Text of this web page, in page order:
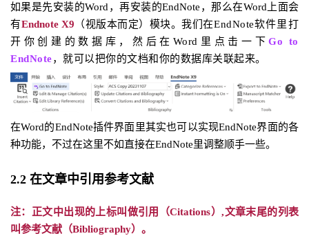
如果是先安装的Word，再安装的EndNote，那么在Word上面会
有Endnote X9 （视版本而定）模块。我们在EndNote软件里打
开你创建的数据库，然后在Word里点击一下Go to
EndNote，就可以把你的文档和你的数据库关联起来。
在Word的EndNote插件界面里其实也可以实现EndNote界面的各
种功能，不过在这里不如直接在EndNote里调整顺手一些。
2.2 在文章中引用参考文献
注：正文中出现的上标叫做引用（Citations）,文章末尾的列表
叫参考文献（Bibliography）。